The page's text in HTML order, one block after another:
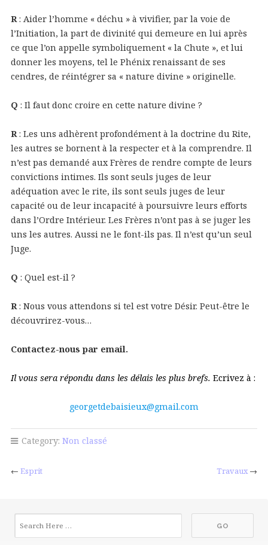
R: Aider l’homme « déchu » à vivifier, par la voie de
l’Initiation, la part de divinité qui demeure en lui après
ce que l’on appelle symboliquement « la Chute », et lui
donner les moyens, tel le Phénix renaissant de ses
cendres, de réintégrer sa « nature divine » originelle.
Q : Il faut donc croire en cette nature divine ?
R: Les uns adhèrent profondément à la doctrine du Rite,
les autres se bornent à la respecter et à la comprendre. Il
n’est pas demandé aux Frères de rendre compte de leurs
convictions intimes. Ils sont seuls juges de leur
adéquation avec le rite, ils sont seuls juges de leur
capacité ou de leur incapacité à poursuivre leurs efforts
dans l’Ordre Intérieur. Les Frères n’ont pas à se juger les
uns les autres. Aussi ne le font-ils pas. Il n’est qu’un seul
Juge.
Q : Quel est-il ?
R: Nous vous attendons si tel est votre Désir. Peut-être le
découvrirez-vous…
Contactez-nous par email.
Il vous sera répondu dans les délais les plus brefs. Ecrivez à :
georgetdebaisieux@gmail.com
Category: Non classé
← Esprit Travaux→